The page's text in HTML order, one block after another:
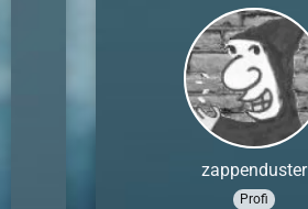
zappenduster
Profi